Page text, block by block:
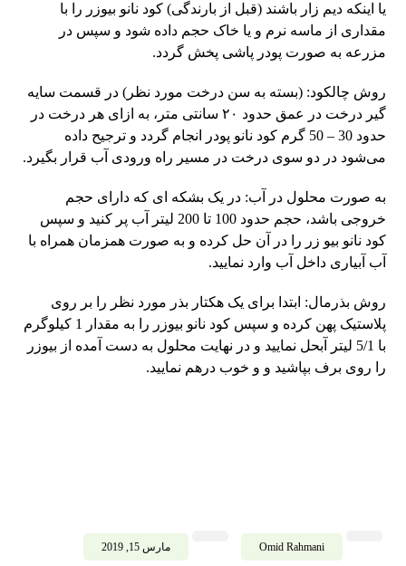
یا اینکه دیم زار باشند (قبل از بارندگی) کود نانو بیوزر را با
مقداری از ماسه نرم و یا خاک حجم داده شود و سپس در
مزرعه به صورت پودر پاشی پخش گردد.
روش چالکود: (بسته به سن درخت مورد نظر) در قسمت سایه
گیر درخت در عمق حدود ۲۰ سانتی متر، به ازای هر درخت در
حدود 30 – 50 گرم کود نانو پودر انجام گردد و ترجیح داده
می‌شود در دو سوی درخت در مسیر راه ورودی آب قرار بگیرد.
به صورت محلول در آب: در یک بشکه ای که دارای حجم
خروجی باشد، حجم حدود 100 تا 200 لیتر آب پر کنید و سپس
کود نانو بیو زر را در آن حل کرده و به صورت همزمان همراه با
آب آبیاری داخل آب وارد نمایید.
روش بذرمال: ابتدا برای یک هکتار بذر مورد نظر را بر روی
پلاستیک پهن کرده و سپس کود نانو بیوزر را به مقدار 1 کیلوگرم
با 5/1 لیتر آبحل نمایید و در نهایت محلول به دست آمده از بیوزر
را روی برف بپاشید و و خوب درهم نمایید.
Omid Rahmani مارس 15, 2019